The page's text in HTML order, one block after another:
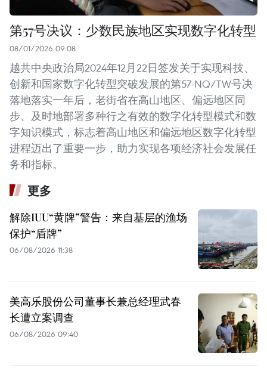
第57号决议：少数民族地区实现数字化转型
08/01/2026 09:08
越共中央政治局2024年12月22日签发关于实现科技、
创新和国家数字化转型突破发展的第57-NQ/TW号决
落地落实一年后，老街省在高山地区、偏远地区同
步、及时地部署多种行之有效的数字化转型模式和数
字知识模式，标志着高山地区和偏远地区数字化转型
进程迈出了重要一步，助力实现各项经济社会发展任
务和指标。
更多
解除IUU“黄牌”警告：来自基层的渔场
保护“盾牌”
06/08/2026 11:38
美高乐股份公司董事长兼总经理武春
长遭立案调查
06/08/2026 09:40